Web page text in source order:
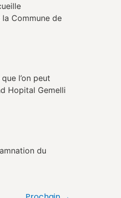
la Commune de
l’on peut
Hopital Gemelli
du
recto